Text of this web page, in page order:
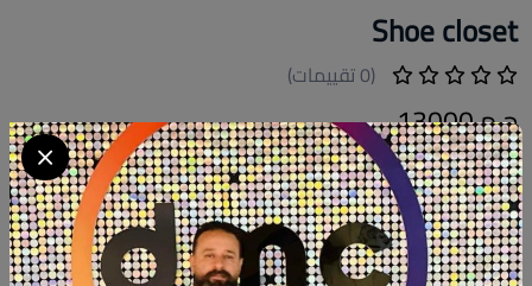
Shoe closet
(0 تقييمات)
ج.م 13000
Available within 6weeks Spanish mdf wood Size:83cm×40cm .
Hight:108cm . #newdesign #newcollection #handpainted
#hand_made #decorated #design
كود المنتج: NTG03